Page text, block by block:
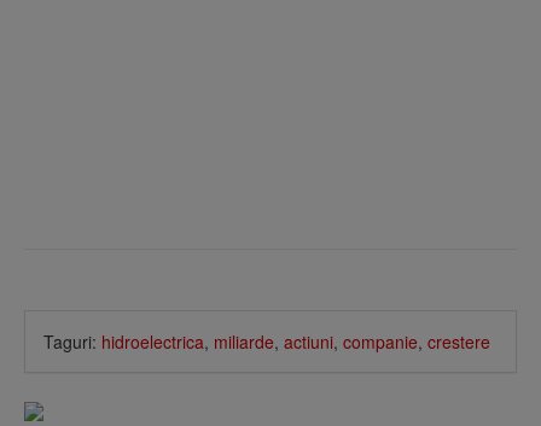
Taguri: hidroelectrica, miliarde, actiuni, companie, crestere